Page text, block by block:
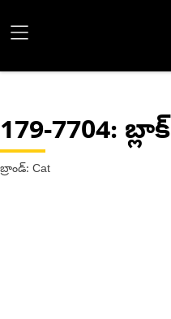
179-7704: బ్లాక్
బ్రాండ్: Cat